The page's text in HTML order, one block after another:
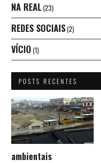
NA REAL(23)
REDES SOCIAIS(2)
VÍCIO (1)
POSTS RECENTES
ambientais